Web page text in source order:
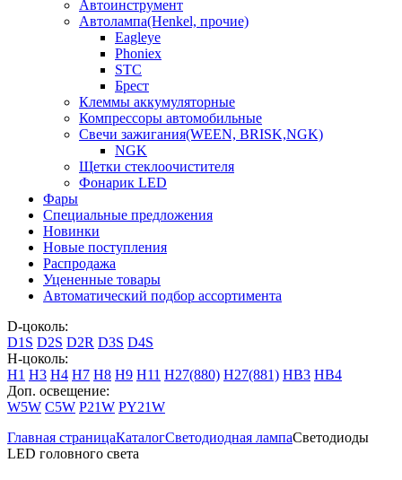
Автоинструмент
Автолампа(Henkel, прочие)
Eagleye
Phoniex
STC
Брест
Клеммы аккумуляторные
Компрессоры автомобильные
Свечи зажигания(WEEN, BRISK,NGK)
NGK
Щетки стеклоочистителя
Фонарик LED
Фары
Специальные предложения
Новинки
Новые поступления
Распродажа
Уцененные товары
Автоматический подбор ассортимента
D-цоколь:
D1S D2S D2R D3S D4S
H-цоколь:
H1 H3 H4 H7 H8 H9 H11 H27(880) H27(881) HB3 HB4
Доп. освещение:
W5W C5W P21W PY21W
Главная страницаКаталогСветодиодная лампаСветодиоды
LED головного света